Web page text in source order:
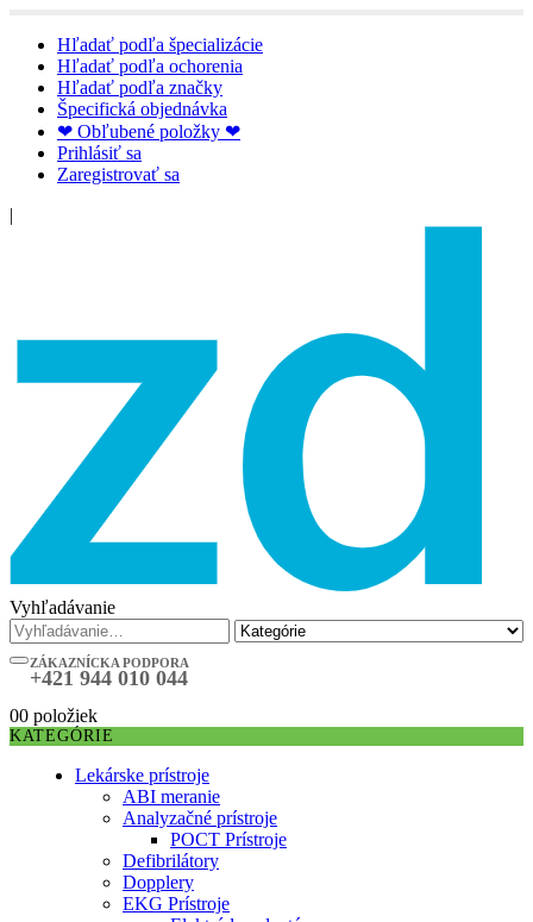
Hľadať podľa špecializácie
Hľadať podľa ochorenia
Hľadať podľa značky
Špecifická objednávka
❤ Obľubené položky ❤
Prihlásiť sa
Zaregistrovať sa
|
Vyhľadávanie
ZÁKAZNÍCKA PODPORA
+421 944 010 044
00 položiek
KATEGÓRIE
Lekárske prístroje
ABI meranie
Analyzačné prístroje
POCT Prístroje
Defibrilátory
Dopplery
EKG Prístroje